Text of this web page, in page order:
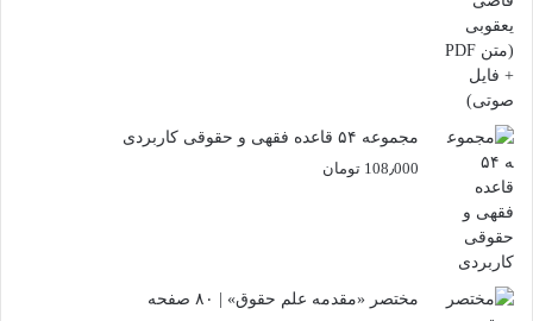
مجموعه ۵۴ قاعده فقهی و حقوقی کاربردی
108٫000 تومان
مختصر «مقدمه علم حقوق» | ۸۰ صفحه